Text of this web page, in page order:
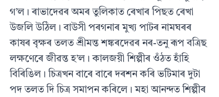
গ’ল। ৰাভাদেৱৰ অমৰ তুলিকাত ৰেখাৰ পিছত ৰেখা
উজলি উঠিল। বাউসী পৰগনাৰ মুখ্য পাটৰ নামঘৰৰ
কাষৰ বৃক্ষৰ তলত শ্ৰীমন্ত শঙ্কৰদেৱৰ নৰ-তনু ৰূপ বত্ৰিছ
লক্ষণেৰে জীৱন্ত হ’ল। কালজয়ী শিল্পীৰ ওঁঠত হাঁহি
বিৰিঙিল। চিত্ৰখন বাৰে বাৰে দৰশন কৰি ভটিমাৰ দুটা
পদ তলত দি চিত্ৰ সমাপন কৰিলে। মহা আনন্দত শিল্পীৰ